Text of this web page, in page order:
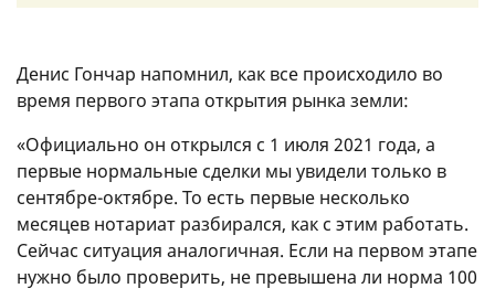
Денис Гончар напомнил, как все происходило во
время первого этапа открытия рынка земли:
«Официально он открылся с 1 июля 2021 года, а
первые нормальные сделки мы увидели только в
сентябре-октябре. То есть первые несколько
месяцев нотариат разбирался, как с этим работать.
Сейчас ситуация аналогичная. Если на первом этапе
нужно было проверить, не превышена ли норма 100